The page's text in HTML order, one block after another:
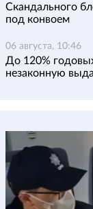
Скандального
под конвоем
06 августа, 10:46
До 120%
незаконную